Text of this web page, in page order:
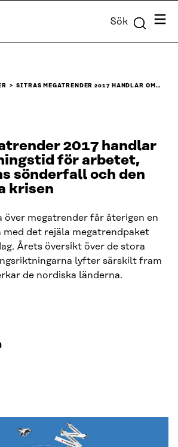
Sök Meny
SITRAS MEGATRENDER 2017 HANDLAR OM…
2017 handlar
för arbetet,
sönderfall och den
krisen
över megatrender får återigen en
det rejäla megatrendpaket
Årets översikt över de stora
lyfter särskilt fram
de nordiska länderna.